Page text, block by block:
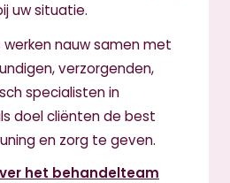
uw situatie.
nauw samen met
verzorgenden,
specialisten in
doel cliënten de best
en zorg te geven.
het behandelteam